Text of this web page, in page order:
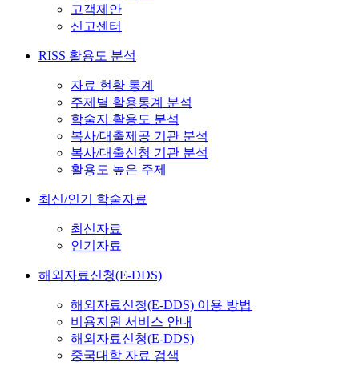
고객제안
신고센터
RISS 활용도 분석
자료 현황 통계
주제별 활용통계 분석
학술지 활용도 분석
복사/대출제공 기관 분석
복사/대출신청 기관 분석
활용도 높은 주제
최신/인기 학술자료
최신자료
인기자료
해외자료신청(E-DDS)
해외자료신청(E-DDS) 이용 방법
비용지원 서비스 안내
해외자료신청(E-DDS)
중국대학 자료 검색